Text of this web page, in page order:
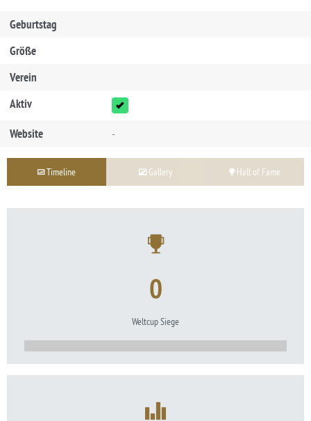
Geburtstag
Größe
Verein
Aktiv
Website
-
Timeline Gallery Hall of Fame
0
Weltcup Siege